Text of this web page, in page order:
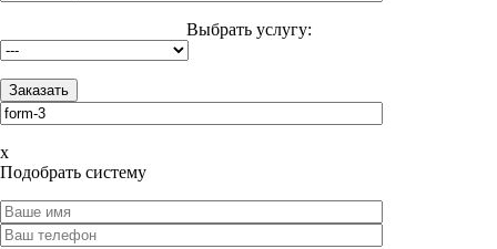
Выбрать услугу:
x
Подобрать систему